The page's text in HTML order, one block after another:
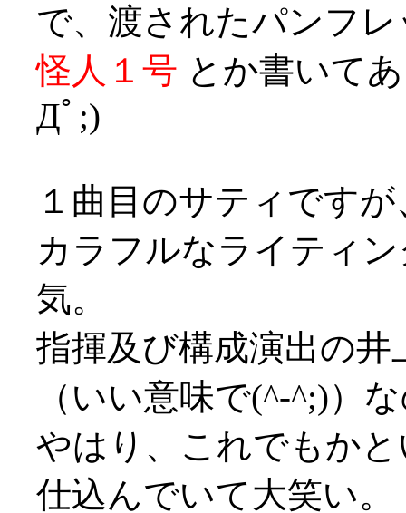
で、渡されたパンフ
怪人１号 とか書いて
Дﾟ;)
１曲目のサティです
カラフルなライティ
気。
指揮及び構成演出の
（いい意味で(^-^;)）
やはり、これでもか
仕込んでいて大笑い。